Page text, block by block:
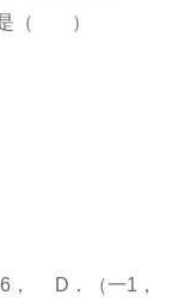
是（ ）
， D．（一1，